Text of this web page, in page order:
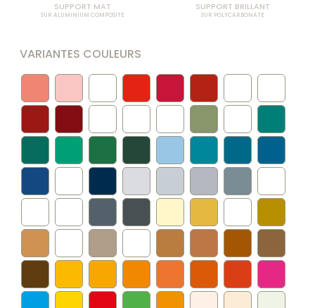
SUPPORT MAT
SUR ALUMINIUM COMPOSITE
SUPPORT BRILLANT
SUR POLYCARBONATE
VARIANTES COULEURS